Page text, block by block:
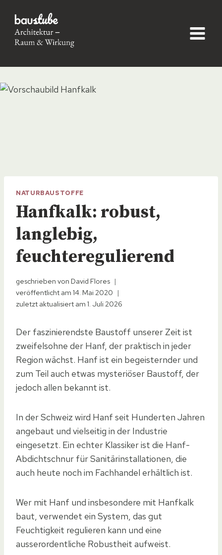
content
NATURBAUSTOFFE
Hanfkalk: robust,
langlebig,
feuchteregulierend
geschrieben von David Flores
veröffentlicht am 14. Mai 2020
zuletzt aktualisiert am 1. Juli 2026
Der faszinierendste Baustoff unserer Zeit ist
zweifelsohne der Hanf, der praktisch in jeder
Region wächst. Hanf ist ein begeisternder und
zum Teil auch etwas mysteriöser Baustoff, der
jedoch allen bekannt ist.
In der Schweiz wird Hanf seit Hunderten Jahren
angebaut und vielseitig in der Industrie
eingesetzt. Ein echter Klassiker ist die Hanf-
Abdichtschnur für Sanitärinstallationen, die
auch heute noch im Fachhandel erhältlich ist.
Wer mit Hanf und insbesondere mit Hanfkalk
baut, verwendet ein System, das gut
Feuchtigkeit regulieren kann und eine
ausserordentliche Robustheit aufweist.